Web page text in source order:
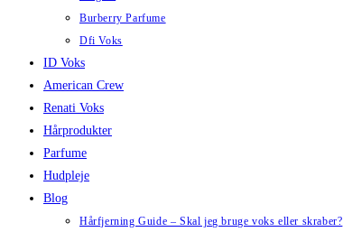
Burberry Parfume
Dfi Voks
ID Voks
American Crew
Renati Voks
Hårprodukter
Parfume
Hudpleje
Blog
Hårfjerning Guide – Skal jeg bruge voks eller skraber?